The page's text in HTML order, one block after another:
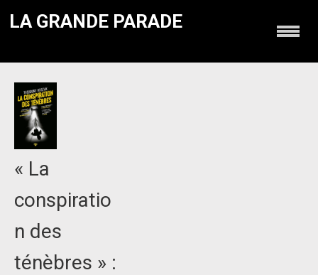
LA GRANDE PARADE
« La
conspiratio
n des
ténèbres » :